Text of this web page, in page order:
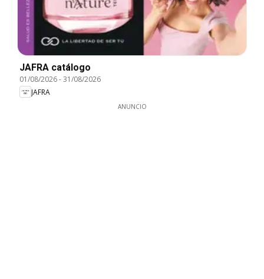
JAFRA catálogo
01/08/2026-31/08/2026
JAFRA
ANUNCIO